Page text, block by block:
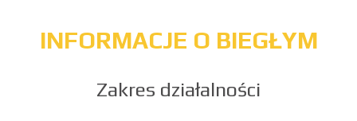
INFORMACJE O BIEGŁYM
Zakres działalności